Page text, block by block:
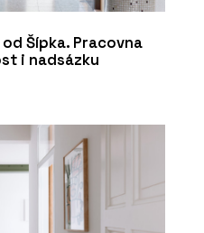
Šípka. Pracovna
i nadsázku